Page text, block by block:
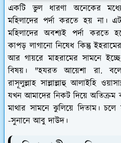
একটি ভুল ধারণা অনেকের
মহিলাদের পর্দা করতে হয় না।
মহিলাদের অবশ্যই পর্দা করতে
কাপড় লাগানো নিষেধ কিন্তু
আর গায়রে মাহরামের সামনে
বিষয়। "হযরত আয়েশা রা.
রাসূলুল্লাহ সাল্লাল্লাহু আলাইহি
যখন আমাদের নিকট দিয়ে
মাথার সামনে ঝুলিয়ে দিতাম।
-সুনানে আবু দাউদ।